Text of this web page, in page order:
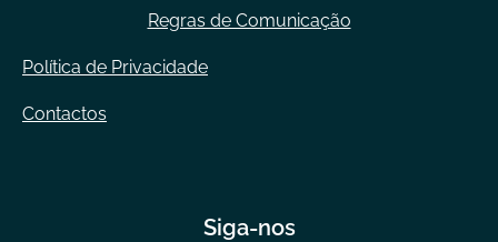
Regras de Comunicação
Política de Privacidade
Contactos
Siga-nos